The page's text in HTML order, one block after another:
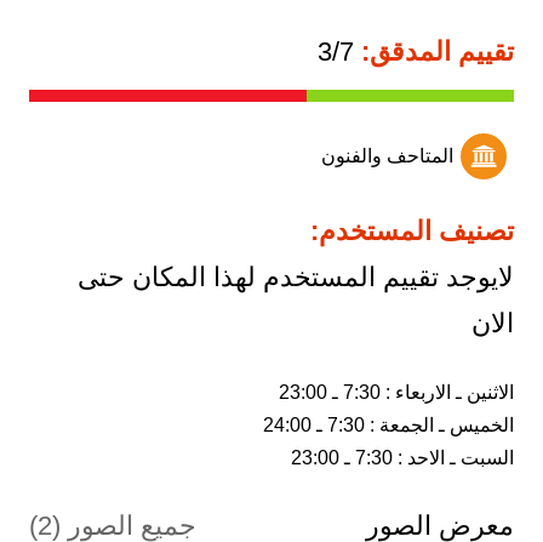
تقييم المدقق:
المتاحف والفنون
تصنيف المستخدم:
لايوجد تقييم المستخدم لهذا المكان حتى
الان
السبت ـ الاحد : 7:30 ـ 23:00
معرض الصور جميع الصور (2)